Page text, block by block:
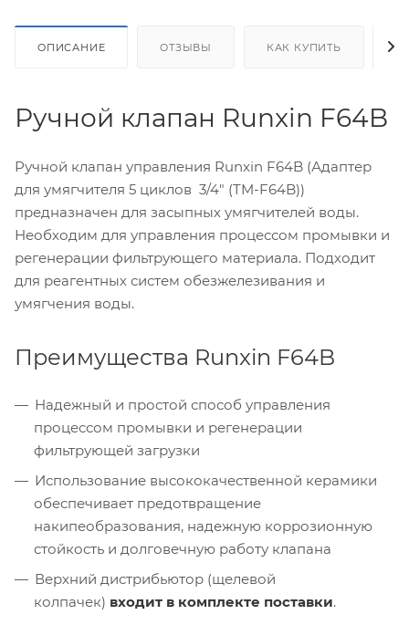
ОПИСАНИЕ ОТЗЫВЫ КАК КУПИТЬ
Ручной клапан Runxin F64B
Ручной клапан управления Runxin F64B (Адаптер
для умягчителя 5 циклов 3/4" (TM-F64B))
предназначен для засыпных умягчителей воды.
Необходим для управления процессом промывки и
регенерации фильтрующего материала. Подходит
для реагентных систем обезжелезивания и
умягчения воды.
Преимущества Runxin F64B
Надежный и простой способ управления
процессом промывки и регенерации
фильтрующей загрузки
Использование высококачественной керамики
обеспечивает предотвращение
накипеобразования, надежную коррозионную
стойкость и долговечную работу клапана
Верхний дистрибьютор (щелевой
колпачек) входит в комплекте поставки.